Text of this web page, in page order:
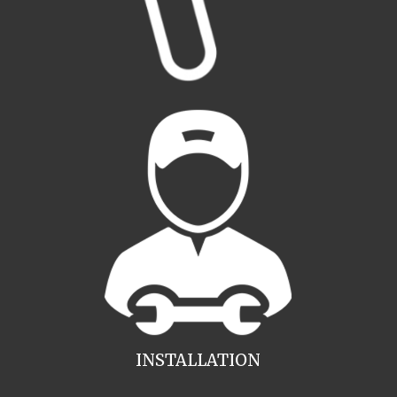
INSTALLATION